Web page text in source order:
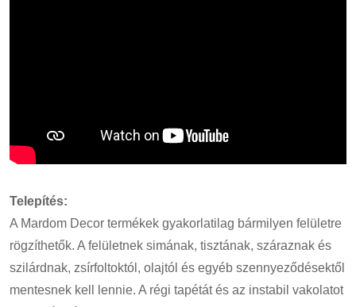
Telepítés:
A Mardom Decor termékek gyakorlatilag bármilyen felületre
rögzíthetők. A felületnek simának, tisztának, száraznak és
szilárdnak, zsírfoltoktól, olajtól és egyéb szennyeződésektől
mentesnek kell lennie. A régi tapétát és az instabil vakolatot